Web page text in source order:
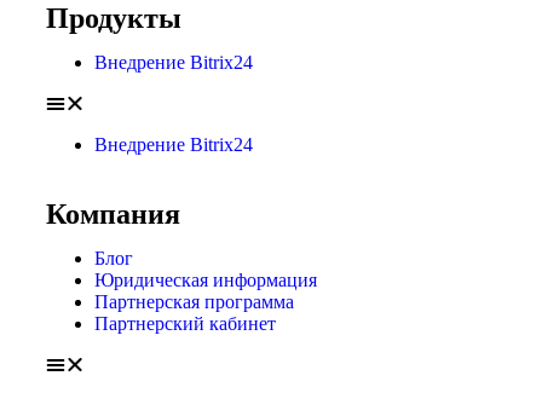
Продукты
Внедрение Bitrix24
Внедрение Bitrix24
Компания
Блог
Юридическая информация
Партнерская программа
Партнерский кабинет